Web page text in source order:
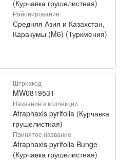
(Курчавка грушелистная)
Районирование
Средняя Азия и Казахстан,
Каракумы (M6) (Туркмения)
Штрихкод
MW0819531
Название в коллекции
Atraphaxis pyrifolia (Курчавка
грушелистная)
Принятое название
Atraphaxis pyrifolia Bunge
(Курчавка грушелистная)